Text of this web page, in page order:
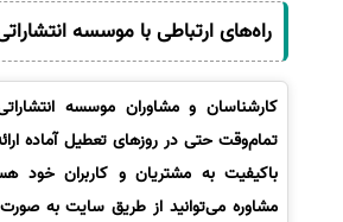
راه‌های ارتباطی با موسسه
کارشناسان و مشاوران موسسه
تمام‌وقت حتی در روزهای تعطیل آماده
باکیفیت به مشتریان و کاربران خود
مشاوره می‌توانید از طریق سایت به صورت